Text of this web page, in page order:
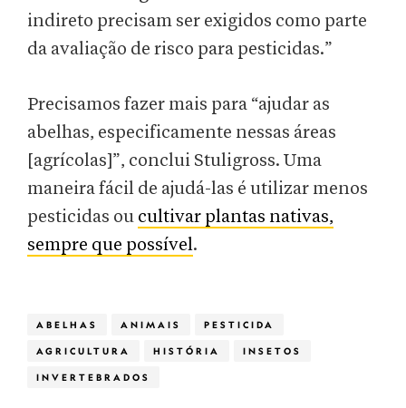
indireto precisam ser exigidos como parte
da avaliação de risco para pesticidas.”
Precisamos fazer mais para “ajudar as
abelhas, especificamente nessas áreas
[agrícolas]”, conclui Stuligross. Uma
maneira fácil de ajudá-las é utilizar menos
pesticidas ou cultivar plantas nativas,
sempre que possível.
ABELHAS ANIMAIS PESTICIDA
AGRICULTURA HISTÓRIA INSETOS
INVERTEBRADOS